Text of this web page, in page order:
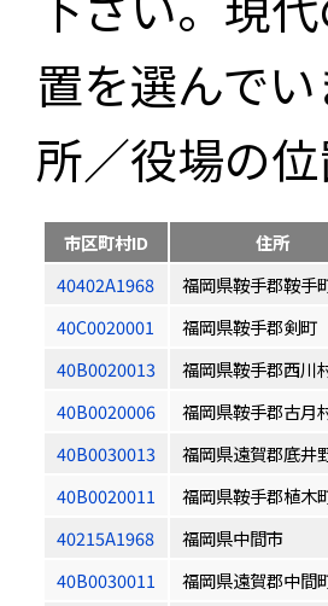
置を選んで
所／役場の
市区町村ID
住所
40402A1968
福岡県鞍手郡鞍手
40C0020001
福岡県鞍手郡剣町
40B0020013
福岡県鞍手郡西川
40B0020006
福岡県鞍手郡古月
40B0030013
福岡県遠賀郡底井
40B0020011
福岡県鞍手郡植木
40215A1968
福岡県中間市
40B0030011
福岡県遠賀郡中間